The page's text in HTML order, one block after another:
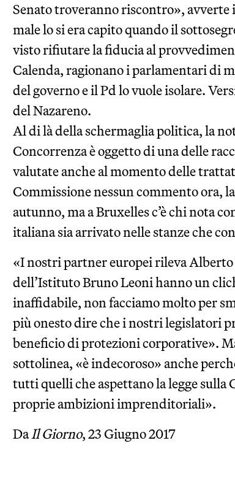
Senato troveranno riscontro», avverte
male lo si era capito quando il
visto rifiutare la fiducia al
Calenda, ragionano i parlamentari di
del governo e il Pd lo vuole isolare.
del Nazareno.
Al di là della schermaglia politica, la
Concorrenza è oggetto di una delle
valutate anche al momento delle
Commissione nessun commento ora,
autunno, ma a Bruxelles c’è chi nota
italiana sia arrivato nelle stanze che
«I nostri partner europei rileva
dell’Istituto Bruno Leoni hanno un
inaffidabile, non facciamo molto per
più onesto dire che i nostri legislatori
beneficio di protezioni corporative».
sottolinea, «è indecoroso» anche
tutti quelli che aspettano la legge sulla
proprie ambizioni imprenditoriali».
DaIl Giorno, 23 Giugno 2017